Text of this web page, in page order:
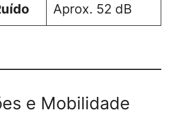
Aprox. 52 dB
e Mobilidade